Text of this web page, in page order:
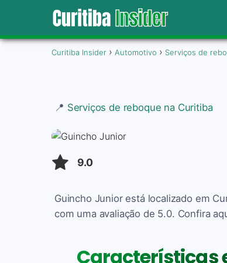
Curitiba Insider Automotivo Serviços de
📍 Serviços de reboque na Curitiba
9.0
Guincho Junior está localizado em
com uma avaliação de 5.0. Confira
Características